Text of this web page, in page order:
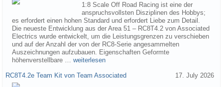
1:8 Scale Off Road Racing ist eine der
anspruchsvollsten Disziplinen des Hobbys;
es erfordert einen hohen Standard und erfordert Liebe zum Detail.
Die neueste Entwicklung aus der Area 51 – RC8T4.2 von Associated
Electrics wurde entwickelt, um die Leistungsgrenzen zu verschieben
und auf der Anzahl der von der RC8-Serie angesammelten
Auszeichnungen aufzubauen. Eigenschaften Geformte
höhenverstellbare … weiterlesen
RC8T4.2e Team Kit von Team Associated 17. July 2026